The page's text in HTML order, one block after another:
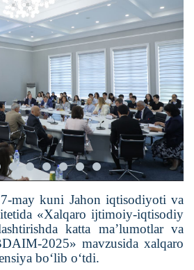
may kuni Jahon iqtisodiyoti va
«Xalqaro ijtimoiy-iqtisodiy
katta ma’lumotlar va
2025» mavzusida xalqaro
bo‘lib o‘tdi.